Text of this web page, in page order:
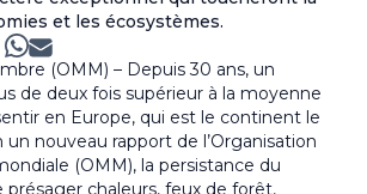
et les écosystèmes.
(OMM) – Depuis 30 ans, un
de deux fois supérieur à la moyenne
en Europe, qui est le continent le
nouveau rapport de l’Organisation
(OMM), la persistance du
présager chaleurs, feux de forêt,